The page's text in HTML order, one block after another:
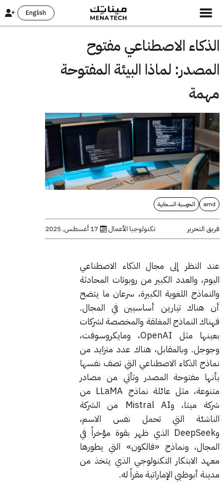
English
الذكاء الاصطناعي مفتوح
المصدر: لماذا البيئة المفتوحة
مهمة
amd الحوسبة السحابية
فريق التحرير تكنولوجيا الأعمال 17 أغسطس, 2025
عند النظر إلى مجال الذكاء الاصطناعي
اليوم، والعدد الكبير من روبوتات المحادثة
والنماذج اللغوية الكبيرة، سرعان ما يتضح
أن هناك تيارين أساسيين في المجال.
فهناك النماذج المغلقة والمخصصة لشركات
بعينها مثل OpenAI، ومايكروسوفت،
وجوجل. وبالمقابل، هناك عدد متزايد من
نماذج الذكاء الاصطناعي التي تصف نفسها
بأنها مفتوحة المصدر وتأتي من مصادر
متنوعة، مثل عائلة نماذج LLaMA من
شركة ميتا، وMistral AI من الشركة
الناشئة التي تحمل نفس الاسم،
وDeepSeek الذي ظهر بقوة مؤخراً في
المجال، ونماذج «فالكون» التي يطورها
معهد الابتكار التكنولوجي الذي يتخذ من
مدينة أبوظبي الإماراتية مقراً له.